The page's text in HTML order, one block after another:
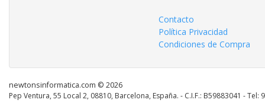
Contacto
Política Privacidad
Condiciones de Compra
newtonsinformatica.com © 2026
Pep Ventura, 55 Local 2, 08810, Barcelona, España. - C.I.F.: B59883041 - Tel: